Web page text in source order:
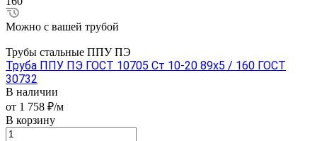
Можно с вашей трубой
Трубы стальные ППУ ПЭ
Труба ППУ ПЭ ГОСТ 10705 Ст 10-20 89x5 / 160 ГОСТ
30732
В наличии
от 1 758 ₽/м
В корзину